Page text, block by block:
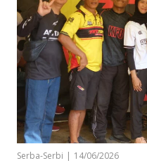
Serba-Serbi | 14/06/2026